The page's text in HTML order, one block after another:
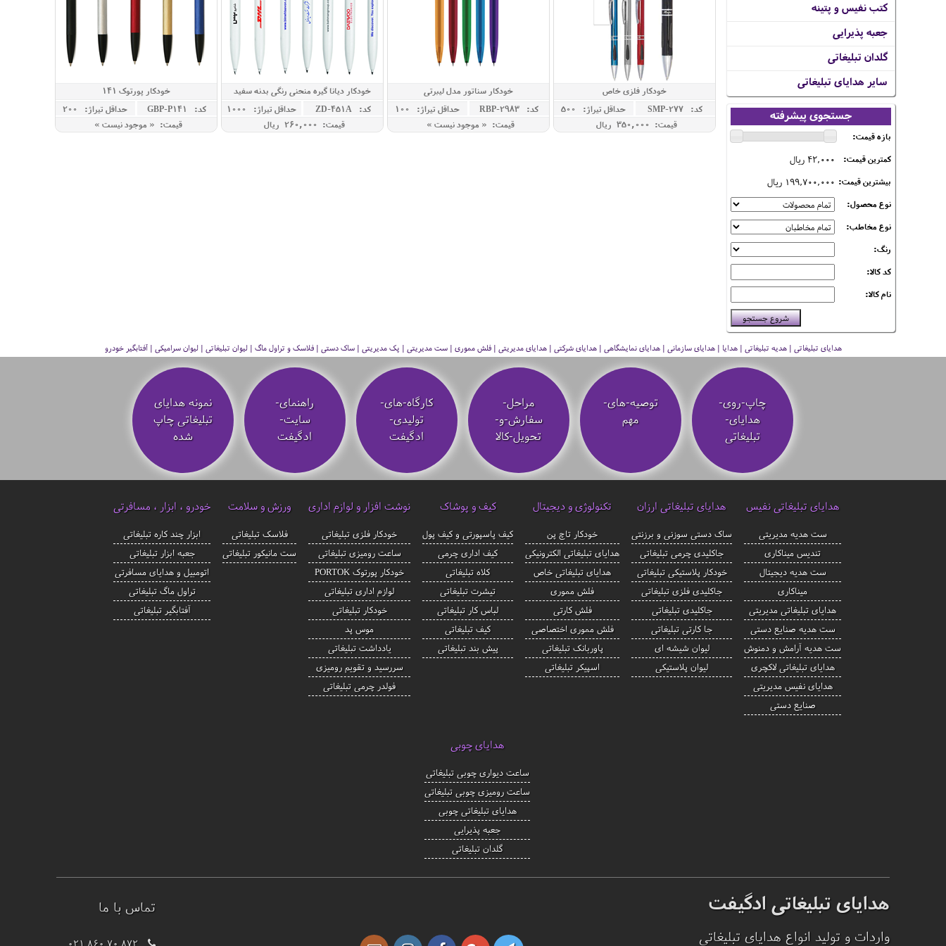
کتب نفیس و پتینه
جعبه پذیرایی
گلدان تبلیغاتی
سایر هدایای تبلیغاتی
جستجوی پیشرفته
بازه قیمت:
کمترین قیمت:
42,000 ریال
بیشترین قیمت: 199,700,000 ریال
نوع محصول:
نوع مخاطب:
رنگ:
کد کالا:
نام کالا:
خودکار فلزی خاص
کد: SMP-277
حداقل تيراژ: 500
قیمت: 350,000 ريال
خودکار سناتور مدل لیبرتی
کد: RBP-2983
حداقل تيراژ: 100
قیمت: « موجود نیست »
خودکار دیانا گیره منحنی رنگی بدنه سفید
کد: ZD-451A
حداقل تيراژ: 1000
قیمت: 260,000 ريال
خودکار پورتوک 141
کد: GBP-P141
حداقل تيراژ: 200
قیمت: « موجود نیست »
هدایای تبلیغاتی | هدیه تبلیغاتی | هدایا | هدایای سازمانی | هدایای نمایشگاهی | هدایای شرکتی | هدایای مدیریتی | فلش مموری | ست مدیریتی | پک مدیریتی | ساک دستی | فلاسک و تراول ماگ | لیوان تبلیغاتی | لیوان سرامیکی | آفتابگیر خودرو
چاپ-روی-
هدایای-
تبلیغاتی
توصیه‌-های-
مهم
مراحل-
سفارش-و-
تحویل-کالا
کارگاه-های-
تولیدی-
ادگیفت
راهنمای-
سایت-
ادگیفت
نمونه هدایای
تبلیغاتی چاپ
شده
هدایای تبلیغاتی نفیس
ست هدیه مدیریتی
تندیس میناکاری
ست هدیه دیجیتال
میناکاری
هدایای تبلیغاتی مدیریتی
ست هدیه صنایع دستی
ست هدیه آرامش و دمنوش
هدایای تبلیغاتی لاکچری
هدایای نفیس مدیریتی
صنایع دستی
هدایای تبلیغاتی ارزان
ساک دستی سوزنی و برزنتی
جاکلیدی چرمی تبلیغاتی
خودکار پلاستیکی تبلیغاتی
جاکلیدی فلزی تبلیغاتی
جاکلیدی تبلیغاتی
جا کارتی تبلیغاتی
لیوان شیشه ای
لیوان پلاستیکی
تکنولوژی و دیجیتال
خودکار تاچ پن
هدایای تبلیغاتی الکترونیکی
هدایای تبلیغاتی خاص
فلش مموری
فلش کارتی
فلش مموری اختصاصی
پاوربانک تبلیغاتی
اسپیکر تبلیغاتی
کیف و پوشاک
کیف پاسپورتی و کیف پول
کیف اداری چرمی
کلاه تبلیغاتی
تیشرت تبلیغاتی
لباس کار تبلیغاتی
کیف تبلیغاتی
پیش بند تبلیغاتی
نوشت افزار و لوازم اداری
خودکار فلزی تبلیغاتی
ساعت رومیزی تبلیغاتی
خودکار پورتوک PORTOK
لوازم اداری تبلیغاتی
خودکار تبلیغاتی
موس پد
یادداشت تبلیغاتی
سررسید و تقویم رومیزی
فولدر چرمی تبلیغاتی
ورزش و سلامت
فلاسک تبلیغاتی
ست مانیکور تبلیغاتی
خودرو ، ابزار ، مسافرتی
ابزار چند کاره تبلیغاتی
جعبه ابزار تبلیغاتی
اتومبیل و هدایای مسافرتی
تراول ماگ تبلیغاتی
آفتابگیر تبلیغاتی
هدایای چوبی
ساعت دیواری چوبی تبلیغاتی
ساعت رومیزی چوبی تبلیغاتی
هدایای تبلیغاتی چوبی
جعبه پذیرایی
گلدان تبلیغاتی
هدایای تبلیغاتی ادگیفت
واردات و تولید انواع هدایای تبلیغاتی
تماس با ما